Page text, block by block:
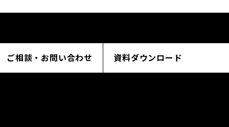
ご相談・お問い合わせ 資料ダウンロード